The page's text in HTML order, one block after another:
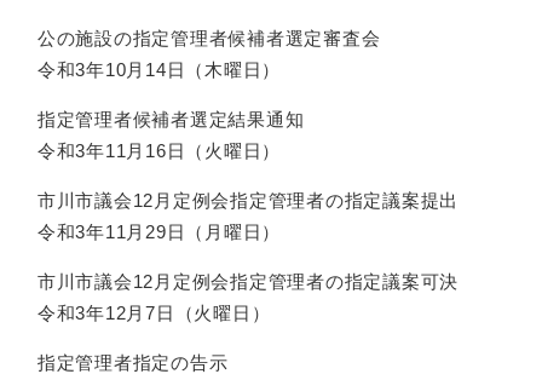
公の施設の指定管理者候補者選定審査会
令和3年10月14日（木曜日）
指定管理者候補者選定結果通知
令和3年11月16日（火曜日）
市川市議会12月定例会指定管理者の指定議案提出
令和3年11月29日（月曜日）
市川市議会12月定例会指定管理者の指定議案可決
令和3年12月7日（火曜日）
指定管理者指定の告示